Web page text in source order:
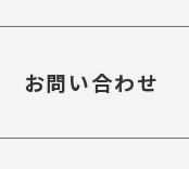
お問い合わせ